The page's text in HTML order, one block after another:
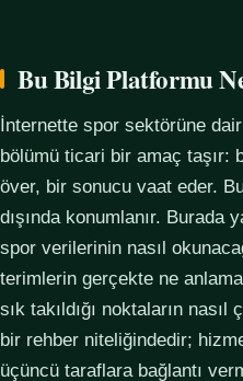
Bu Bilgi Platformu
İnternette spor sektörüne
bölümü ticari bir amaç taşır:
över, bir sonucu vaat eder.
dışında konumlanır. Burada
spor verilerinin nasıl
terimlerin gerçekte ne
sık takıldığı noktaların
bir rehber niteliğindedir;
üçüncü taraflara bağlantı